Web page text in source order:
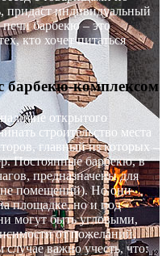
придаст индивидуальный
барбекю – это
кто хочет питаться
барбекю-комплексом
открытого
строительство места
главный из которых –
Постоянные барбекю, в
предназначены для
помещений). Но они
площадке, но и под
могут быть угловыми,
от пожеланий,
важно учесть, что: